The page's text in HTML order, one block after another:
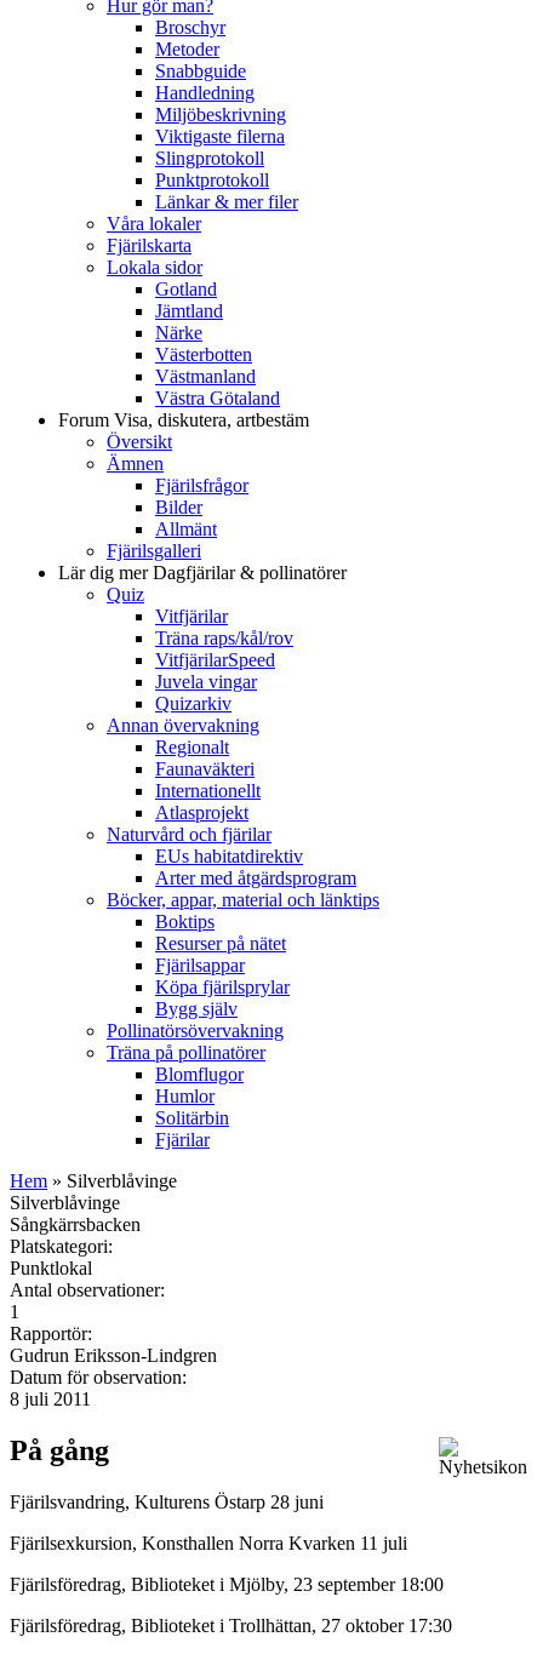
Hur gör man?
Broschyr
Metoder
Snabbguide
Handledning
Miljöbeskrivning
Viktigaste filerna
Slingprotokoll
Punktprotokoll
Länkar & mer filer
Våra lokaler
Fjärilskarta
Lokala sidor
Gotland
Jämtland
Närke
Västerbotten
Västmanland
Västra Götaland
Forum Visa, diskutera, artbestäm
Översikt
Ämnen
Fjärilsfrågor
Bilder
Allmänt
Fjärilsgalleri
Lär dig merDagfjärilar & pollinatörer
Quiz
Vitfjärilar
Träna raps/kål/rov
VitfjärilarSpeed
Juvela vingar
Quizarkiv
Annan övervakning
Regionalt
Faunaväkteri
Internationellt
Atlasprojekt
Naturvård och fjärilar
EUs habitatdirektiv
Arter med åtgärdsprogram
Böcker, appar, material och länktips
Boktips
Resurser på nätet
Fjärilsappar
Köpa fjärilsprylar
Bygg själv
Pollinatörsövervakning
Träna på pollinatörer
Blomflugor
Humlor
Solitärbin
Fjärilar
Hem » Silverblåvinge
Silverblåvinge
Sångkärrsbacken
Platskategori:
Punktlokal
Antal observationer:
1
Rapportör:
Gudrun Eriksson-Lindgren
Datum för observation:
8 juli 2011
På gång
Fjärilsvandring, Kulturens Östarp 28 juni
Fjärilsexkursion, Konsthallen Norra Kvarken 11 juli
Fjärilsföredrag, Biblioteket i Mjölby, 23 september 18:00
Fjärilsföredrag, Biblioteket i Trollhättan, 27 oktober 17:30